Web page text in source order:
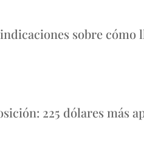
sobre
225 dólares más